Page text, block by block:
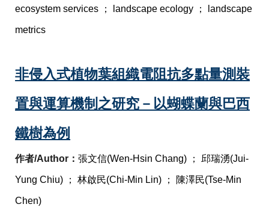
ecosystem services ； landscape ecology ； landscape
metrics
非侵入式植物葉組織電阻抗多點量測裝
置與運算機制之研究－以蝴蝶蘭與巴西
鐵樹為例
作者/Author：張文信(Wen-Hsin Chang) ； 邱瑞湧(Jui-
Yung Chiu) ； 林啟民(Chi-Min Lin) ； 陳澤民(Tse-Min
Chen)